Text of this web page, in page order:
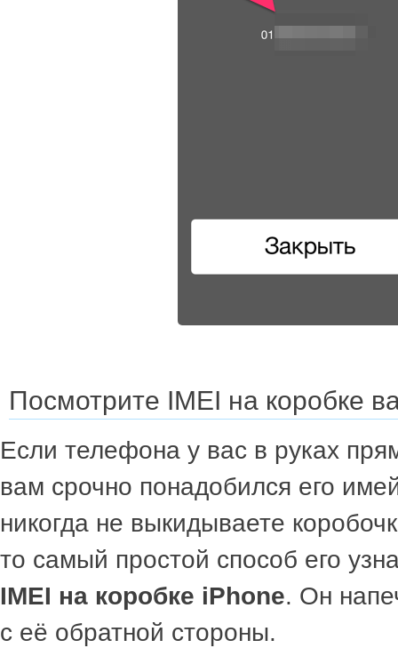
Посмотрите IMEI на коробке
Если телефона у вас в руках
вам срочно понадобился его
никогда не выкидываете
то самый простой способ его
IMEI на коробке iPhone. Он
с её обратной стороны.